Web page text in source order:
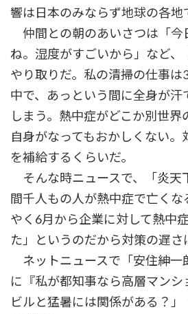
響は日本のみならず地球の各地
仲間との朝のあいさつは「
ね。湿度がすごいから」など、
やり取りだ。私の清掃の仕事
中で、あっという間に全身が汗
しまう。熱中症がどこか別世
自身がなってもおかしくない。
を補給するくらいだ。
そんな時ニュースで、「炎天
間千人もの人が熱中症で亡くな
やく6月から企業に対して熱中
た」というのだから対策の遅さ
ネットニュースで「安住紳一
に『私が都知事なら高層マン
ビルと猛暑には関係がある？」